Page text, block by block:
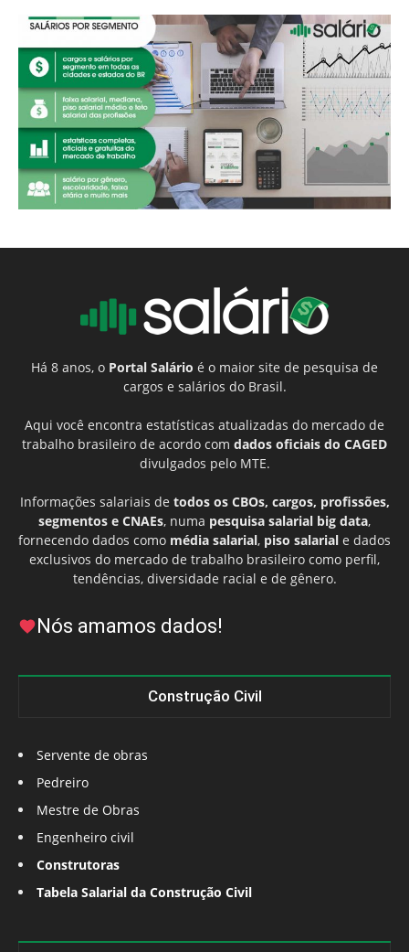
Há 8 anos, o Portal Salário é o maior site de pesquisa de
cargos e salários do Brasil.
Aqui você encontra estatísticas atualizadas do mercado de
trabalho brasileiro de acordo com dados oficiais do CAGED
divulgados pelo MTE.
Informações salariais de todos os CBOs, cargos, profissões,
segmentos e CNAEs, numa pesquisa salarial big data,
fornecendo dados como média salarial, piso salarial e dados
exclusivos do mercado de trabalho brasileiro como perfil,
tendências, diversidade racial e de gênero.
Nós amamos dados!
Construção Civil
Servente de obras
Pedreiro
Mestre de Obras
Engenheiro civil
Construtoras
Tabela Salarial da Construção Civil